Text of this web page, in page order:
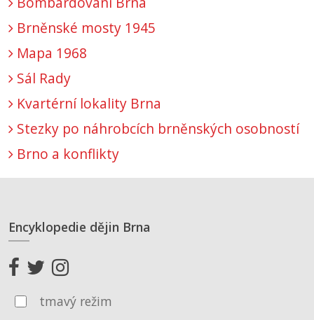
Brněnské mosty 1945
Mapa 1968
Sál Rady
Kvartérní lokality Brna
Stezky po náhrobcích brněnských osobností
Brno a konflikty
Encyklopedie dějin Brna
tmavý režim